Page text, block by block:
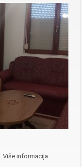
Više informacija